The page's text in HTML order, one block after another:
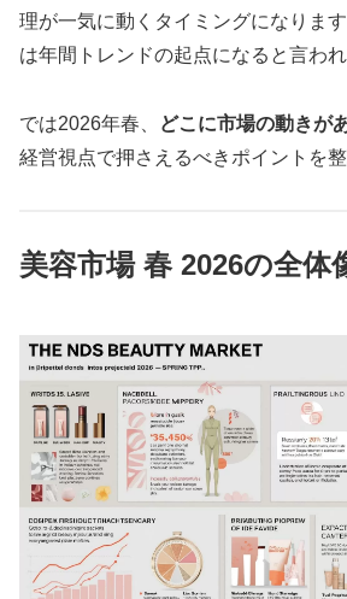
理が一気に動くタイミングになりま
は年間トレンドの起点になると言われ
では2026年春、
どこに市場の動きが
経営視点で押さえるべきポイントを整
美容市場 春 2026の全体